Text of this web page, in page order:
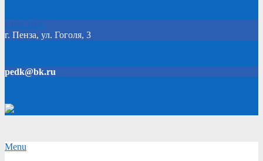
Click Here
г. Пенза, ул. Гоголя, 3
pedk@bk.ru
Secondary
Menu